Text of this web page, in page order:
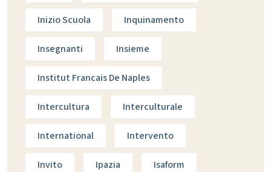
Inizio Scuola Inquinamento
Insegnanti Insieme
Institut Francais De Naples
Intercultura Interculturale
International Intervento
Invito Ipazia Isaform